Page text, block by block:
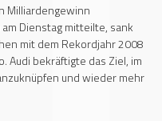
Milliardengewinn
Dienstag mitteilte, sank
mit dem Rekordjahr 2008
Audi bekräftigte das Ziel, im
und wieder mehr